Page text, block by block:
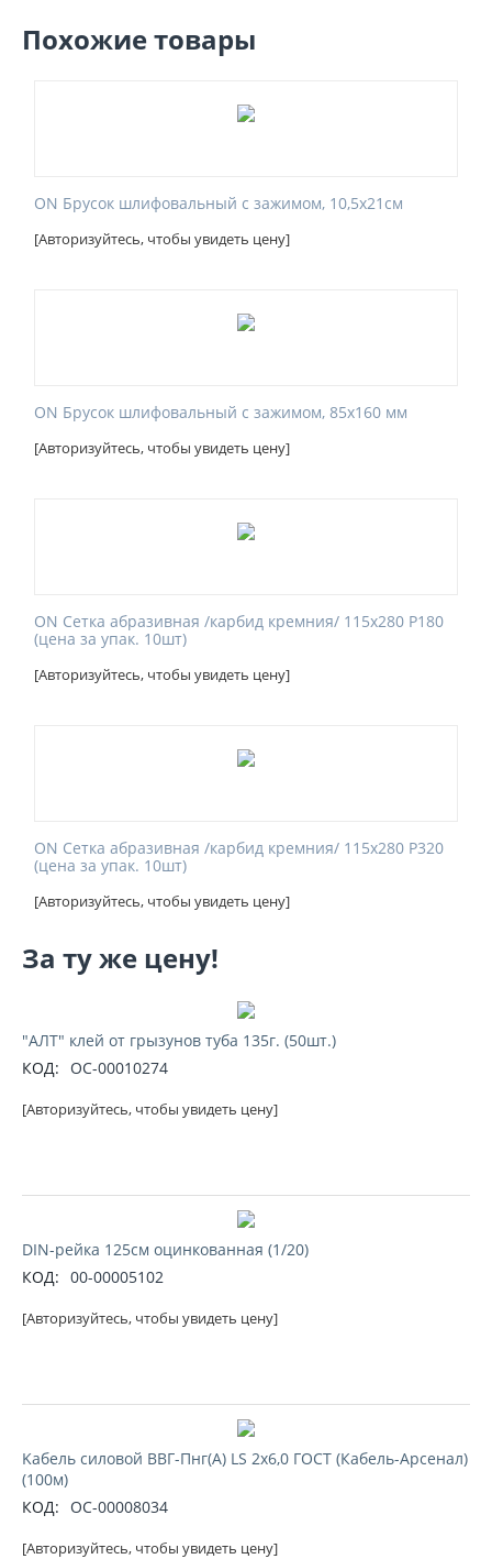
Похожие товары
ON Брусок шлифовальный с зажимом, 10,5x21см
[Авторизуйтесь, чтобы увидеть цену]
ON Брусок шлифовальный с зажимом, 85x160 мм
[Авторизуйтесь, чтобы увидеть цену]
ON Сетка абразивная /карбид кремния/ 115х280 Р180
(цена за упак. 10шт)
[Авторизуйтесь, чтобы увидеть цену]
ON Сетка абразивная /карбид кремния/ 115х280 Р320
(цена за упак. 10шт)
[Авторизуйтесь, чтобы увидеть цену]
За ту же цену!
"АЛТ" клей от грызунов туба 135г. (50шт.)
КОД:
ОС-00010274
[Авторизуйтесь, чтобы увидеть цену]
DIN-рейка 125см оцинкованная (1/20)
КОД: 00-00005102
[Авторизуйтесь, чтобы увидеть цену]
Kабель силовой ВВГ-Пнг(А) LS 2х6,0 ГОСТ (Кабель-Арсенал)
(100м)
КОД:
ОС-00008034
[Авторизуйтесь, чтобы увидеть цену]